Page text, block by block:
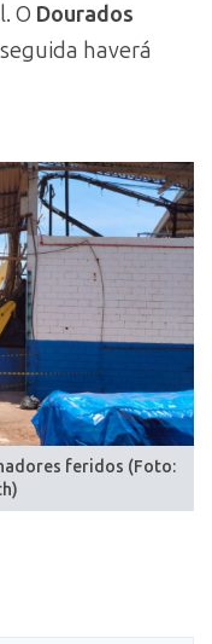
O Dourados
haverá
feridos (Foto: